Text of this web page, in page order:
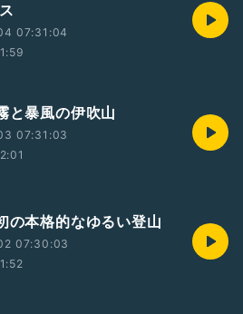
07:31:04
暴風の伊吹山
07:31:03
本格的なゆるい登山
07:30:03